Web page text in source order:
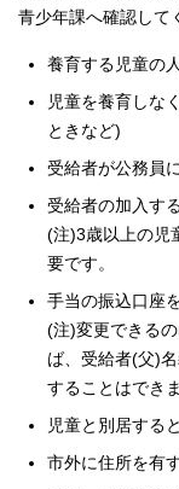
青少年課へ確認して
養育する児童の
児童を養育しな
ときなど)
受給者が公務員
受給者の加入す
(注)3歳以上の児
要です。
手当の振込口座
(注)変更できる
ば、受給者(父)
することはでき
児童と別居する
市外に住所を有